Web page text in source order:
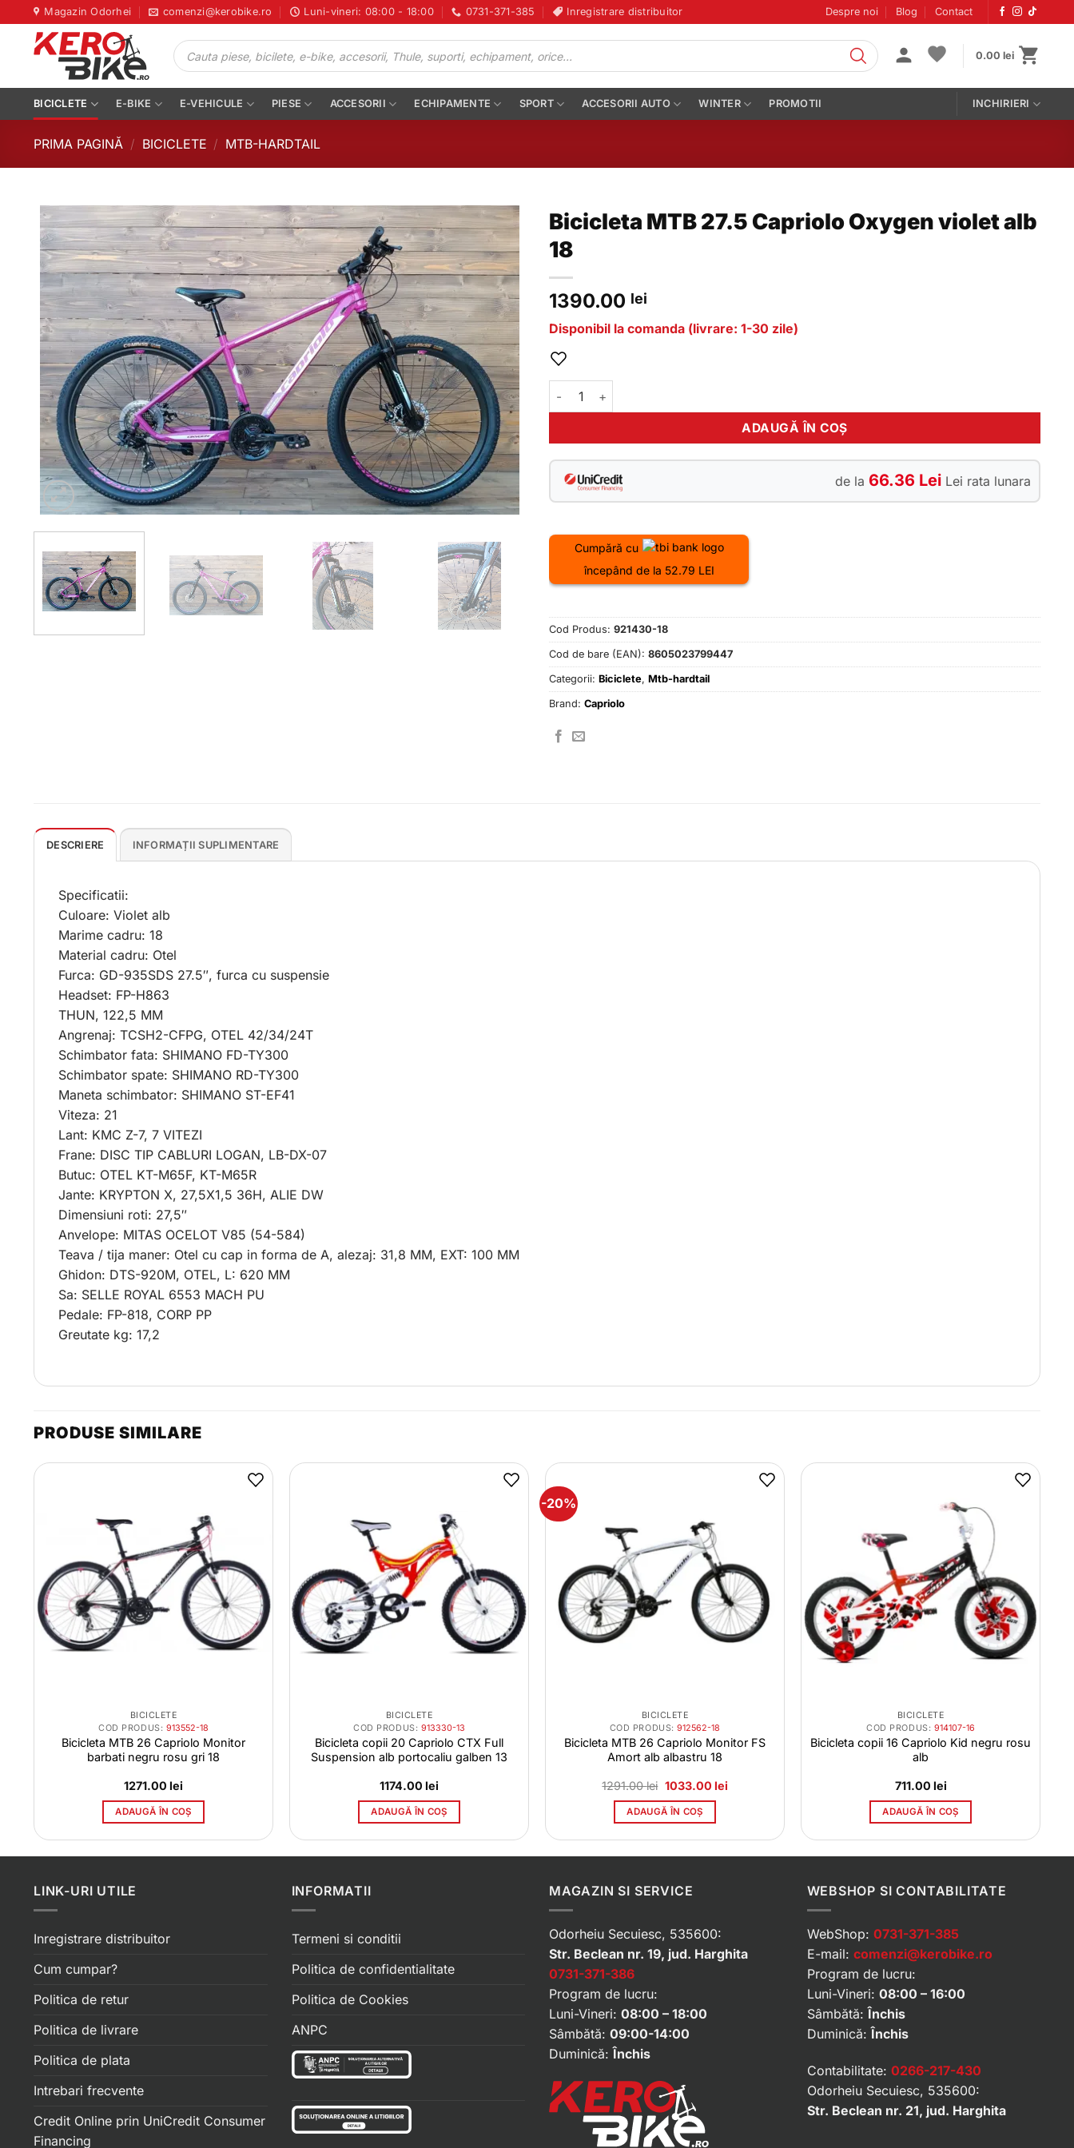
to
content
Magazin Odorhei comenzi@kerobike.ro Luni-vineri: 08:00 - 18:00 0731-371-385 Inregistrare distribuitor Despre noi Blog Contact
Products
search
0.00 lei
BICICLETE E-BIKE E-VEHICULE PIESE ACCESORII ECHIPAMENTE SPORT ACCESORII AUTO WINTER PROMOTII INCHIRIERI
PRIMA PAGINĂ / BICICLETE / MTB-HARDTAIL
Bicicleta MTB 27.5 Capriolo Oxygen violet alb
18
1390.00 lei
Disponibil la comanda (livrare: 1-30 zile)
Cantitate Bicicleta MTB 27.5 Capriolo Oxygen violet alb 18
ADAUGĂ ÎN COȘ
de la 66.36 Lei Lei rata lunara
Cumpără cu
începând de la 52.79 LEI
Cod Produs: 921430-18
Cod de bare (EAN): 8605023799447
Categorii: Biciclete, Mtb-hardtail
Brand: Capriolo
DESCRIERE INFORMAȚII SUPLIMENTARE
Specificatii:
Culoare: Violet alb
Marime cadru: 18
Material cadru: Otel
Furca: GD-935SDS 27.5″, furca cu suspensie
Headset: FP-H863
THUN, 122,5 MM
Angrenaj: TCSH2-CFPG, OTEL 42/34/24T
Schimbator fata: SHIMANO FD-TY300
Schimbator spate: SHIMANO RD-TY300
Maneta schimbator: SHIMANO ST-EF41
Viteza: 21
Lant: KMC Z-7, 7 VITEZI
Frane: DISC TIP CABLURI LOGAN, LB-DX-07
Butuc: OTEL KT-M65F, KT-M65R
Jante: KRYPTON X, 27,5X1,5 36H, ALIE DW
Dimensiuni roti: 27,5″
Anvelope: MITAS OCELOT V85 (54-584)
Teava / tija maner: Otel cu cap in forma de A, alezaj: 31,8 MM, EXT: 100 MM
Ghidon: DTS-920M, OTEL, L: 620 MM
Sa: SELLE ROYAL 6553 MACH PU
Pedale: FP-818, CORP PP
Greutate kg: 17,2
PRODUSE SIMILARE
BICICLETE
COD PRODUS: 913552-18
Bicicleta MTB 26 Capriolo Monitor
barbati negru rosu gri 18
1271.00 lei
ADAUGĂ ÎN COȘ
BICICLETE
COD PRODUS: 913330-13
Bicicleta copii 20 Capriolo CTX Full
Suspension alb portocaliu galben 13
1174.00 lei
ADAUGĂ ÎN COȘ
-20%
BICICLETE
COD PRODUS:912562-18
Bicicleta MTB 26 Capriolo Monitor FS
Amort alb albastru 18
1291.00lei Prețul
a
fost:
1033.00 leiPrețul
ADAUGĂ ÎN COȘ
BICICLETE
COD PRODUS: 914107-16
Bicicleta copii 16 Capriolo Kid negru rosu
alb
711.00 lei
ADAUGĂ ÎN COȘ
LINK-URI UTILE
Inregistrare distribuitor
Cum cumpar?
Politica de retur
Politica de livrare
Politica de plata
Intrebari frecvente
Credit Online prin UniCredit Consumer
Financing
INFORMATII
Termeni si conditii
Politica de confidentialitate
Politica de Cookies
ANPC
MAGAZIN SI SERVICE
Odorheiu Secuiesc, 535600:
Str. Beclean nr. 19, jud. Harghita
0731-371-386
Program de lucru:
Luni-Vineri: 08:00 – 18:00
Sâmbătă: 09:00-14:00
Duminică: Închis
WEBSHOP SI CONTABILITATE
WebShop: 0731-371-385
E-mail: comenzi@kerobike.ro
Program de lucru:
Luni-Vineri: 08:00 – 16:00
Sâmbătă: Închis
Duminică: Închis
Contabilitate: 0266-217-430
Odorheiu Secuiesc, 535600:
Str. Beclean nr. 21, jud. Harghita